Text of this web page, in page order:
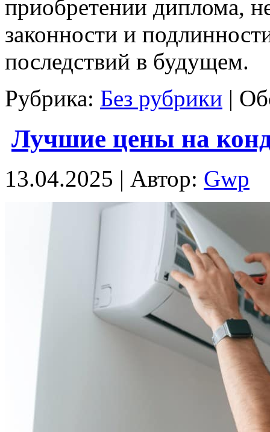
приобретении диплома,
законности и
последствий в будущем.
Рубрика: Без рубрики |
Лучшие цены на
13.04.2025 | Автор: Gwp